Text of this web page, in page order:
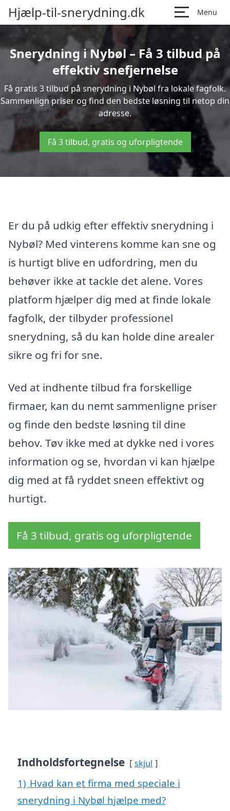
Hjælp-til-snerydning.dk Menu
Snerydning i Nybøl – Få 3 tilbud på
effektiv snefjernelse
Få gratis 3 tilbud på snerydning i Nybøl fra lokale fagfolk.
Sammenlign priser og find den bedste løsning til netop din
adresse.
Få 3 tilbud, gratis og uforpligtende
Er du på udkig efter effektiv snerydning i
Nybøl? Med vinterens komme kan sne og
is hurtigt blive en udfordring, men du
behøver ikke at tackle det alene. Vores
platform hjælper dig med at finde lokale
fagfolk, der tilbyder professionel
snerydning, så du kan holde dine arealer
sikre og fri for sne.
Ved at indhente tilbud fra forskellige
firmaer, kan du nemt sammenligne priser
og finde den bedste løsning til dine
behov. Tøv ikke med at dykke ned i vores
information og se, hvordan vi kan hjælpe
dig med at få ryddet sneen effektivt og
hurtigt.
Få 3 tilbud, gratis og uforpligtende
Indholdsfortegnelse skjul
1) Hvad kan et firma med speciale i
snerydning i Nybøl hjælpe med?